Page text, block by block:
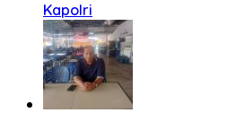
Kapolri